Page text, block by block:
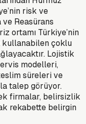
risk ve
ve Reasürans
ortamı Türkiye’nin
kullanabilen çoklu
Lojistik
modelleri,
süreleri ve
talep görüyor.
firmalar, belirsizlik
rekabette belirgin